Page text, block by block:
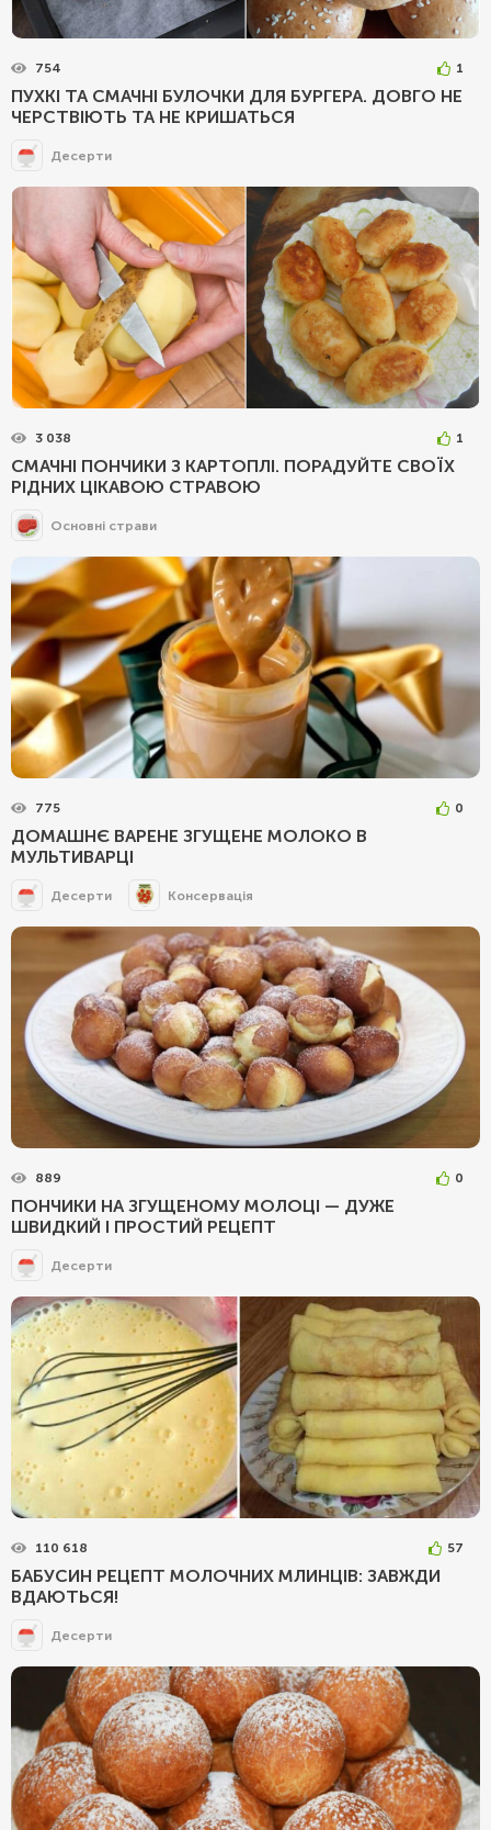
754 1
ПУХКІ ТА СМАЧНІ БУЛОЧКИ ДЛЯ БУРГЕРА. ДОВГО НЕ
ЧЕРСТВІЮТЬ ТА НЕ КРИШАТЬСЯ
Десерти
3 038 1
СМАЧНІ ПОНЧИКИ З КАРТОПЛІ. ПОРАДУЙТЕ СВОЇХ
РІДНИХ ЦІКАВОЮ СТРАВОЮ
Основні страви
775 0
ДОМАШНЄ ВАРЕНЕ ЗГУЩЕНЕ МОЛОКО В
МУЛЬТИВАРЦІ
Десерти Консервація
889 0
ПОНЧИКИ НА ЗГУЩЕНОМУ МОЛОЦІ — ДУЖЕ
ШВИДКИЙ І ПРОСТИЙ РЕЦЕПТ
Десерти
110 618 57
БАБУСИН РЕЦЕПТ МОЛОЧНИХ МЛИНЦІВ: ЗАВЖДИ
ВДАЮТЬСЯ!
Десерти